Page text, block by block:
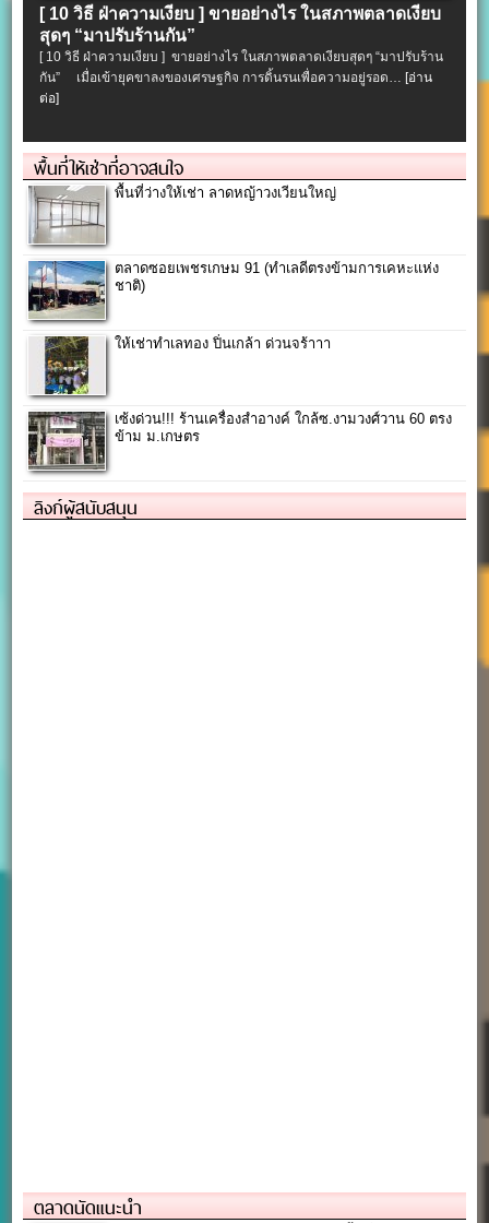
[ 10 วิธี ฝ่าความเงียบ ] ขายอย่างไร ในสภาพตลาดเงียบ
สุดๆ “มาปรับร้านกัน”
[ 10 วิธี ฝ่าความเงียบ ] ขายอย่างไร ในสภาพตลาดเงียบสุดๆ “มาปรับร้าน
กัน” เมื่อเข้ายุคขาลงของเศรษฐกิจ การดิ้นรนเพื่อความอยู่รอด…[อ่าน
ต่อ]
พื้นที่ให้เช่าที่อาจสนใจ
พื้นที่ว่างให้เช่า ลาดหญ้าวงเวียนใหญ่
ตลาดซอยเพชรเกษม 91 (ทำเลดีตรงข้ามการเคหะแห่ง
ชาติ)
ให้เช่าทำเลทอง ปิ่นเกล้า ด่วนจร้าาา
เซ้งด่วน!!! ร้านเครื่องสำอางค์ ใกล้ซ.งามวงศ์วาน 60 ตรง
ข้าม ม.เกษตร
ลิงก์ผู้สนับสนุน
ตลาดนัดแนะนำ